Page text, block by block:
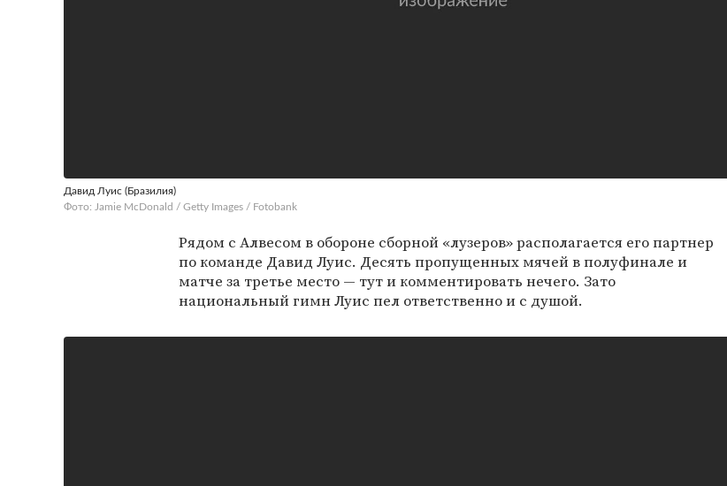
Давид Луис (Бразилия)
Фото: Jamie McDonald / Getty Images / Fotobank
Рядом с Алвесом в обороне сборной «лузеров» располагается его партнер
по команде Давид Луис. Десять пропущенных мячей в полуфинале и
матче за третье место — тут и комментировать нечего. Зато
национальный гимн Луис пел ответственно и с душой.